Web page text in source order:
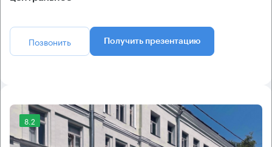
Позвонить Получить презентацию
8.2